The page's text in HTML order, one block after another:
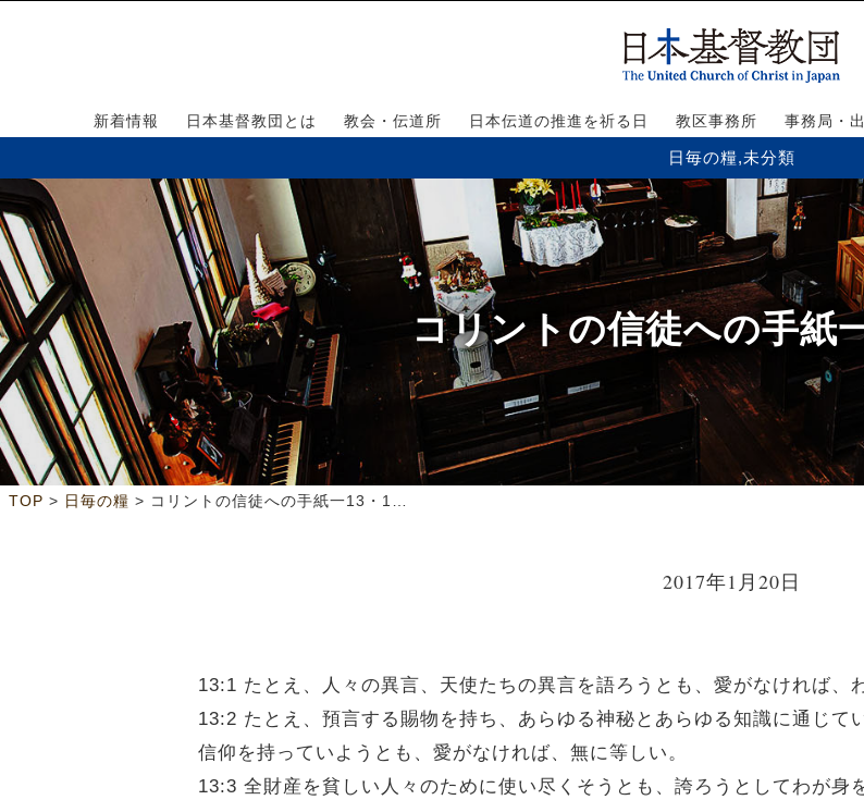
新着情報 日本基督教団とは 教会・伝道所 日本伝道の推進を祈る日 教区事務所 事務局・
日毎の糧,未分類
コリントの信徒への手紙
TOP > 日毎の糧 > コリントの信徒への手紙一13・1～13
2017年1月20日
13:1 たとえ、人々の異言、天使たちの異言を語ろうとも、愛がなければ、
13:2 たとえ、預言する賜物を持ち、あらゆる神秘とあらゆる知識に通じて
信仰を持っていようとも、愛がなければ、無に等しい。
13:3 全財産を貧しい人々のために使い尽くそうとも、誇ろうとしてわが身